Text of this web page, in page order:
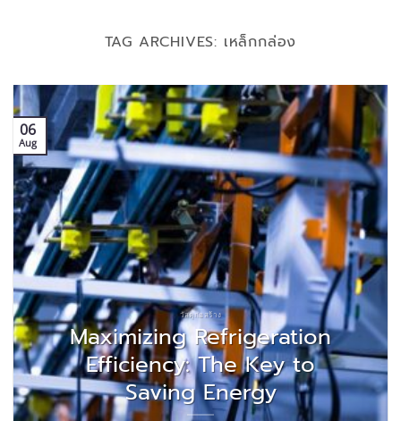
TAG ARCHIVES: เหล็กกล่อง
วัสดุก่อสร้าง
Maximizing Refrigeration
Efficiency: The Key to
Saving Energy
06
Aug